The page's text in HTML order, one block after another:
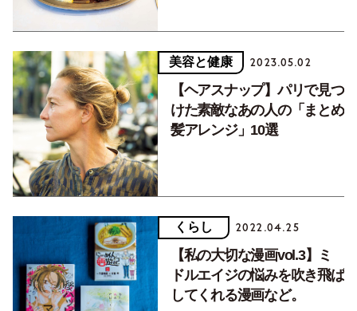
美容と健康 2023.05.02
【ヘアスナップ】パリで見つ
けた素敵なあの人の「まとめ
髪アレンジ」10選
くらし 2022.04.25
【私の大切な漫画vol.3】ミ
ドルエイジの悩みを吹き飛ば
してくれる漫画など。